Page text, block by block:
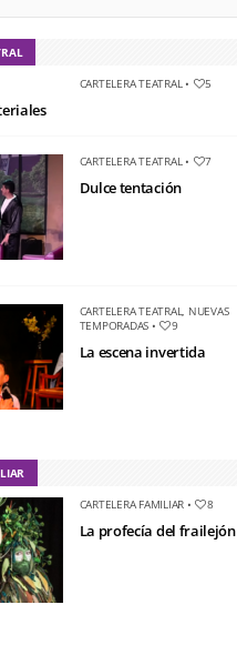
CARTELERA TEATRAL• 5
CARTELERA TEATRAL• 7
Dulce tentación
CARTELERA TEATRAL, NUEVAS
TEMPORADAS • 9
La escena invertida
CARTELERA FAMILIAR • 8
La profecía del frailejón